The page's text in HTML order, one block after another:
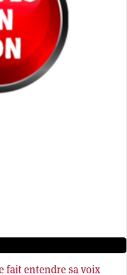
fait entendre sa voix